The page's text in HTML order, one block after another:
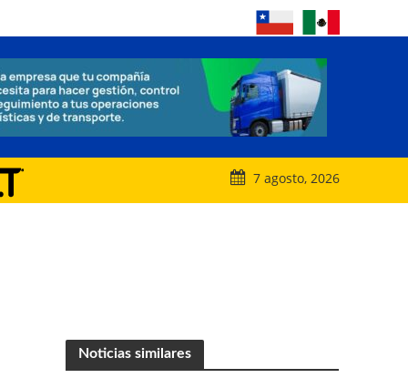
7 agosto, 2026
Noticias similares